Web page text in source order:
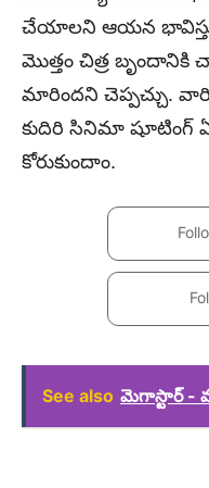
చేయాలని ఆయన
మొత్తం చిత్ర
మారిందని చెప్పచ్చు. వారి
కుదిరి సినిమా షూటింగ్ ఏ
కోరుకుందాం.
See also మెగాస్టార్ -